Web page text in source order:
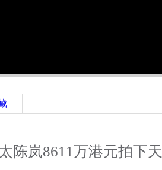
岚8611万港元拍下